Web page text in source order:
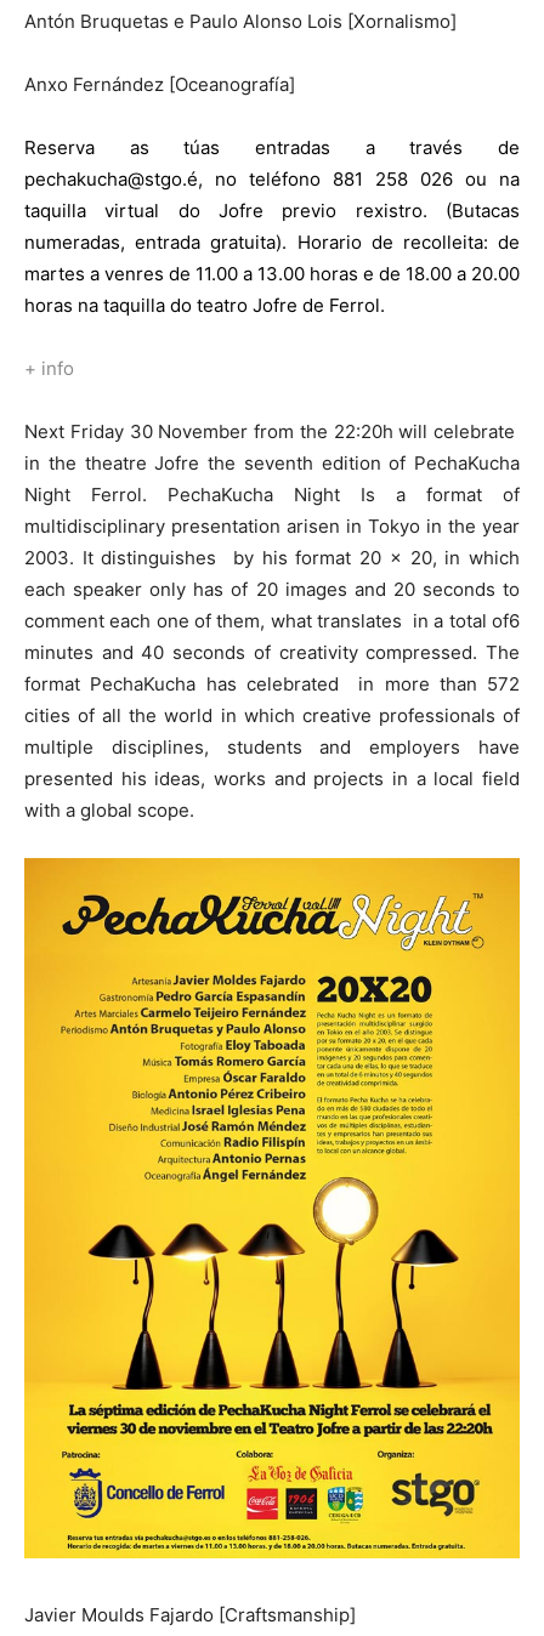
Antón Bruquetas e Paulo Alonso Lois [Xornalismo]
Anxo Fernández [Oceanografía]
Reserva as túas entradas a través de
pechakucha@stgo.é, no teléfono 881 258 026 ou na
taquilla virtual do Jofre previo rexistro. (Butacas
numeradas, entrada gratuita). Horario de recolleita: de
martes a venres de 11.00 a 13.00 horas e de 18.00 a 20.00
horas na taquilla do teatro Jofre de Ferrol.
+ info
Next Friday 30 November from the 22:20h will celebrate
in the theatre Jofre the seventh edition of PechaKucha
Night Ferrol. PechaKucha Night Is a format of
multidisciplinary presentation arisen in Tokyo in the year
2003. It distinguishes by his format 20 x 20, in which
each speaker only has of 20 images and 20 seconds to
comment each one of them, what translates in a total of6
minutes and 40 seconds of creativity compressed. The
format PechaKucha has celebrated in more than 572
cities of all the world in which creative professionals of
multiple disciplines, students and employers have
presented his ideas, works and projects in a local field
with a global scope.
Javier Moulds Fajardo [Craftsmanship]